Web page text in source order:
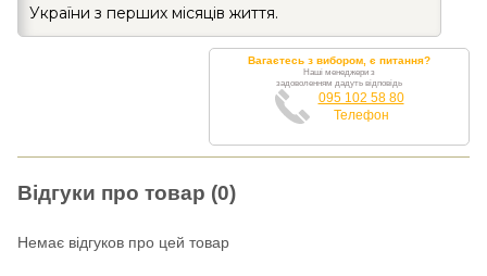
України з перших місяців життя.
Вагаєтесь з вибором, є питання?
Наші менеджери з
задоволенням дадуть відповідь
095 102 58 80
Телефон
Відгуки про товар (0)
Немає відгуков про цей товар